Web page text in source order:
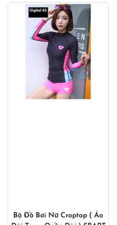
Bộ Đồ Bơi Nữ Croptop ( Áo